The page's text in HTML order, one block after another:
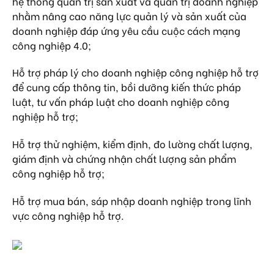
nhằm nâng cao năng lực quản lý và sản xuất của
doanh nghiệp đáp ứng yêu cầu cuộc cách mạng
công nghiệp 4.0;
Hỗ trợ pháp lý cho doanh nghiệp công nghiệp hỗ trợ
để cung cấp thông tin, bồi dưỡng kiến thức pháp
luật, tư vấn pháp luật cho doanh nghiệp công
nghiệp hỗ trợ;
Hỗ trợ thử nghiệm, kiểm định, đo lường chất lượng,
giám định và chứng nhận chất lượng sản phẩm
công nghiệp hỗ trợ;
Hỗ trợ mua bán, sáp nhập doanh nghiệp trong lĩnh
vực công nghiệp hỗ trợ.